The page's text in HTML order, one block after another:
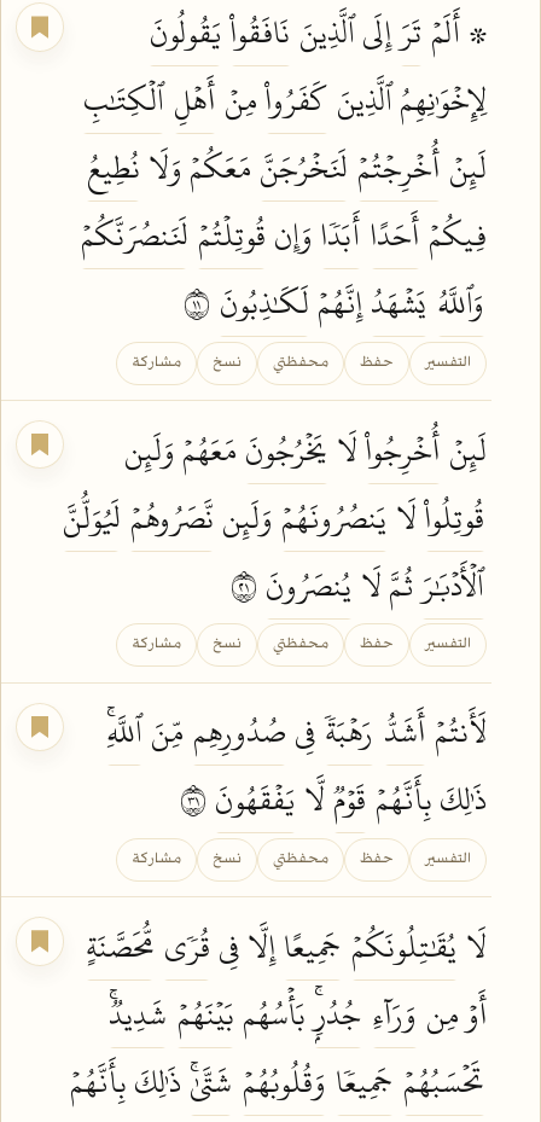
۞ أَلَمۡ تَرَإِلَى ٱلَّذِينَ نَافَقُواْيَقُولُونَ
لِإِخۡوَٰنِهِمُ ٱلَّذِينَكَفَرُواْمِنۡأَهۡلِٱلۡكِتَٰبِ
لَئِنۡأُخۡرِجۡتُمۡ لَنَخۡرُجَنَّمَعَكُمۡ وَلَانُطِيعُ
فِيكُمۡأَحَدًاأَبَدٗاوَإِنقُوتِلۡتُمۡ لَنَنصُرَنَّكُمۡ
وَٱللَّهُ يَشۡهَدُإِنَّهُمۡلَكَٰذِبُونَ
التفسير حفظ محفظتي نسخ مشاركة
لَئِنۡأُخۡرِجُواْلَا يَخۡرُجُونَمَعَهُمۡ وَلَئِن
قُوتِلُواْلَا يَنصُرُونَهُمۡ وَلَئِننَّصَرُوهُمۡ لَيُوَلُّنَّ
ٱلۡأَدۡبَٰرَثُمَّ لَا يُنصَرُونَ
التفسير حفظ محفظتي نسخ مشاركة
لَأَنتُمۡأَشَدُّ رَهۡبَةٗفِيصُدُورِهِم مِّنَٱللَّهِۚ
ذَٰلِكَ بِأَنَّهُمۡ قَوۡمٞلَّا يَفۡقَهُونَ
التفسير حفظ محفظتي نسخ مشاركة
لَا يُقَٰتِلُونَكُمۡ جَمِيعًاإِلَّا فِيقُرٗى مُّحَصَّنَةٍ
أَوۡ مِن وَرَآءِ جُدُرِۭۚبَأۡسُهُمبَيۡنَهُمۡ شَدِيدٞۚ
تَحۡسَبُهُمۡ جَمِيعٗا وَقُلُوبُهُمۡ شَتَّىٰۚذَٰلِكَ بِأَنَّهُمۡ